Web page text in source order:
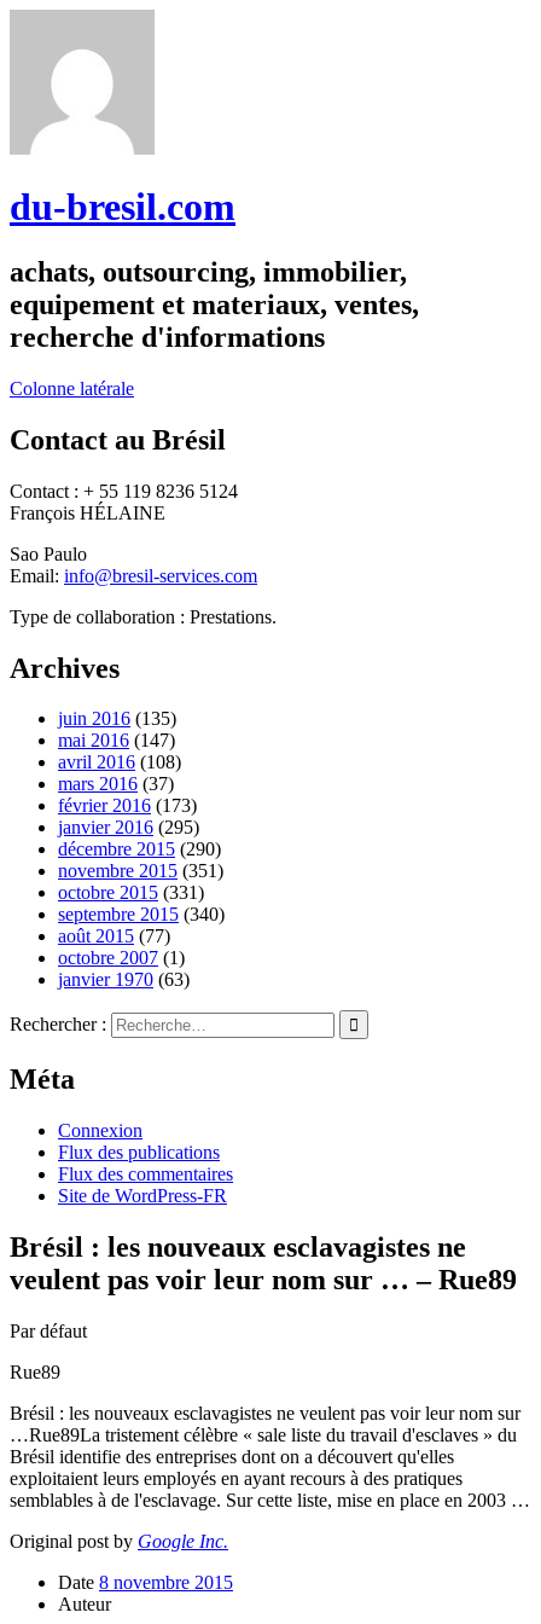
du-bresil.com
achats, outsourcing, immobilier,
equipement et materiaux, ventes,
recherche d'informations
Colonne latérale
Contact au Brésil
Contact : + 55 119 8236 5124
François HÉLAINE
Sao Paulo
Email: info@bresil-services.com
Type de collaboration : Prestations.
Archives
juin 2016 (135)
mai 2016 (147)
avril 2016 (108)
mars 2016 (37)
février 2016 (173)
janvier 2016 (295)
décembre 2015 (290)
novembre 2015 (351)
octobre 2015 (331)
septembre 2015 (340)
août 2015 (77)
octobre 2007 (1)
janvier 1970 (63)
Rechercher :
Méta
Connexion
Flux des publications
Flux des commentaires
Site de WordPress-FR
Brésil : les nouveaux esclavagistes ne
veulent pas voir leur nom sur … – Rue89
Par défaut
Rue89
Brésil : les nouveaux esclavagistes ne veulent pas voir leur nom sur
…Rue89La tristement célèbre « sale liste du travail d'esclaves » du
Brésil identifie des entreprises dont on a découvert qu'elles
exploitaient leurs employés en ayant recours à des pratiques
semblables à de l'esclavage. Sur cette liste, mise en place en 2003 …
Original post by Google Inc.
Date 8 novembre 2015
Auteur